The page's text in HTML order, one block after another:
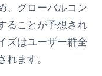
、グローバルコン
ることが予想され
ズはユーザー群全
ます。